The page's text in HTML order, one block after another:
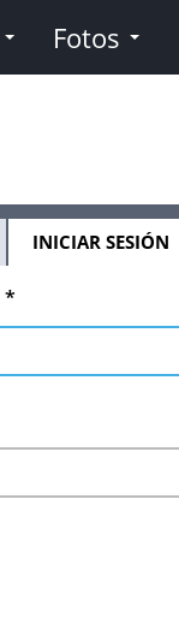
Fotos
INICIAR SESIÓN
*